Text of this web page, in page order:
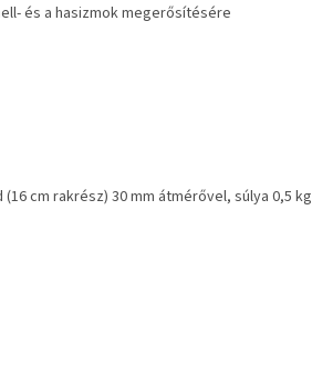
és a hasizmok megerősítésére
cm rakrész) 30 mm átmérővel, súlya 0,5 kg